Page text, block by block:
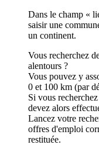
Dans le champ «
saisir une
un continent.
Vous recherchez
alentours ?
Vous pouvez y
0 et 100 km (par
Si vous
devez alors
Lancez votre
offres d'emploi
restituée.